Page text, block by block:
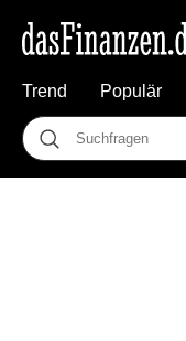
Trend Populär